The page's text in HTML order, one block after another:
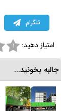
تلگرام
امتیاز دهید: ۱ ۲
بخونید...